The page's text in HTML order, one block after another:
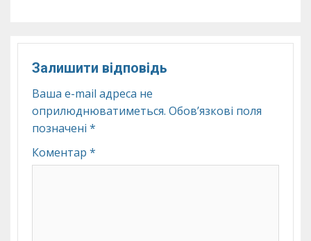
Залишити відповідь
Ваша e-mail адреса не
оприлюднюватиметься. Обов’язкові поля
позначені *
Коментар *